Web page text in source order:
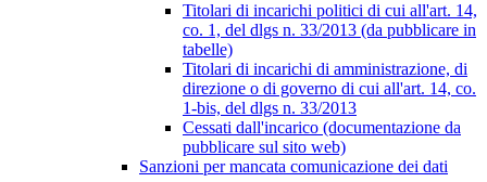
Titolari di incarichi politici di cui all'art. 14,
co. 1, del dlgs n. 33/2013 (da pubblicare in
tabelle)
Titolari di incarichi di amministrazione, di
direzione o di governo di cui all'art. 14, co.
1-bis, del dlgs n. 33/2013
Cessati dall'incarico (documentazione da
pubblicare sul sito web)
Sanzioni per mancata comunicazione dei dati